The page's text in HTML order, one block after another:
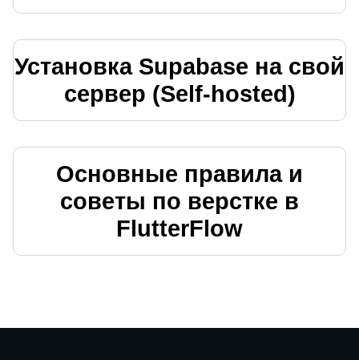
Установка Supabase на свой
сервер (Self-hosted)
Основные правила и
советы по верстке в
FlutterFlow